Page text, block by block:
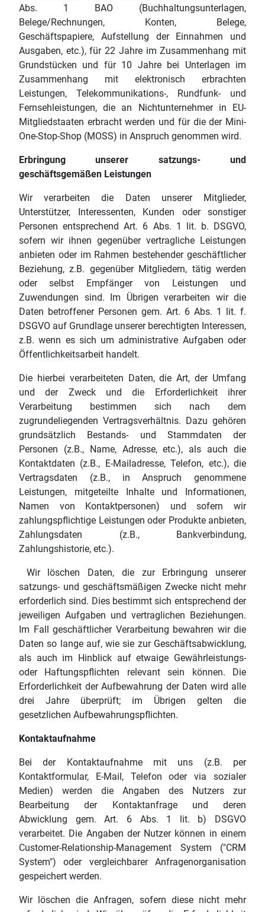
Abs. 1 BAO (Buchhaltungsunterlagen,
Belege/Rechnungen, Konten, Belege,
Geschäftspapiere, Aufstellung der Einnahmen und
Ausgaben, etc.), für 22 Jahre im Zusammenhang mit
Grundstücken und für 10 Jahre bei Unterlagen im
Zusammenhang mit elektronisch erbrachten
Leistungen, Telekommunikations-, Rundfunk- und
Fernsehleistungen, die an Nichtunternehmer in EU-
Mitgliedstaaten erbracht werden und für die der Mini-
One-Stop-Shop (MOSS) in Anspruch genommen wird.
Erbringung unserer satzungs- und
geschäftsgemäßen Leistungen
Wir verarbeiten die Daten unserer Mitglieder,
Unterstützer, Interessenten, Kunden oder sonstiger
Personen entsprechend Art. 6 Abs. 1 lit. b. DSGVO,
sofern wir ihnen gegenüber vertragliche Leistungen
anbieten oder im Rahmen bestehender geschäftlicher
Beziehung, z.B. gegenüber Mitgliedern, tätig werden
oder selbst Empfänger von Leistungen und
Zuwendungen sind. Im Übrigen verarbeiten wir die
Daten betroffener Personen gem. Art. 6 Abs. 1 lit. f.
DSGVO auf Grundlage unserer berechtigten Interessen,
z.B. wenn es sich um administrative Aufgaben oder
Öffentlichkeitsarbeit handelt.
Die hierbei verarbeiteten Daten, die Art, der Umfang
und der Zweck und die Erforderlichkeit ihrer
Verarbeitung bestimmen sich nach dem
zugrundeliegenden Vertragsverhältnis. Dazu gehören
grundsätzlich Bestands- und Stammdaten der
Personen (z.B., Name, Adresse, etc.), als auch die
Kontaktdaten (z.B., E-Mailadresse, Telefon, etc.), die
Vertragsdaten (z.B., in Anspruch genommene
Leistungen, mitgeteilte Inhalte und Informationen,
Namen von Kontaktpersonen) und sofern wir
zahlungspflichtige Leistungen oder Produkte anbieten,
Zahlungsdaten (z.B., Bankverbindung,
Zahlungshistorie, etc.).
Wir löschen Daten, die zur Erbringung unserer
satzungs- und geschäftsmäßigen Zwecke nicht mehr
erforderlich sind. Dies bestimmt sich entsprechend der
jeweiligen Aufgaben und vertraglichen Beziehungen.
Im Fall geschäftlicher Verarbeitung bewahren wir die
Daten so lange auf, wie sie zur Geschäftsabwicklung,
als auch im Hinblick auf etwaige Gewährleistungs-
oder Haftungspflichten relevant sein können. Die
Erforderlichkeit der Aufbewahrung der Daten wird alle
drei Jahre überprüft; im Übrigen gelten die
gesetzlichen Aufbewahrungspflichten.
Kontaktaufnahme
Bei der Kontaktaufnahme mit uns (z.B. per
Kontaktformular, E-Mail, Telefon oder via sozialer
Medien) werden die Angaben des Nutzers zur
Bearbeitung der Kontaktanfrage und deren
Abwicklung gem. Art. 6 Abs. 1 lit. b) DSGVO
verarbeitet. Die Angaben der Nutzer können in einem
Customer-Relationship-Management System ("CRM
System") oder vergleichbarer Anfragenorganisation
gespeichert werden.
Wir löschen die Anfragen, sofern diese nicht mehr